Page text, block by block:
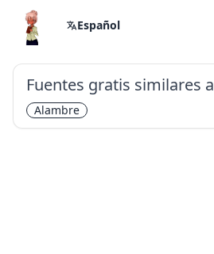
Español
Fuentes gratis similares a
Alambre